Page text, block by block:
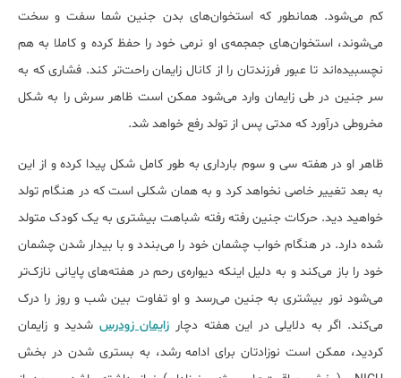
کم می‌شود. همانطور که استخوان‌های بدن جنین شما سفت و سخت
می‌شوند، استخوان‌های جمجمه‌ی او نرمی خود را حفظ کرده و کاملا به هم
نچسبیده‌اند تا عبور فرزندتان را از کانال زایمان راحت‌تر کند. فشاری که به
سر جنین در طی زایمان وارد می‌شود ممکن است ظاهر سرش را به شکل
مخروطی درآورد که مدتی پس از تولد رفع خواهد شد.
ظاهر او در هفته سی و سوم بارداری به طور کامل شکل پیدا کرده و از این
به بعد تغییر خاصی نخواهد کرد و به همان شکلی است که در هنگام تولد
خواهید دید. حرکات جنین رفته رفته شباهت بیشتری به یک کودک متولد
شده دارد. در هنگام خواب چشمان خود را می‌بندد و با بیدار شدن چشمان
خود را باز می‌کند و به دلیل اینکه دیواره‌ی رحم در هفته‌های پایانی نازک‌تر
می‌شود نور بیشتری به جنین می‌رسد و او تفاوت بین شب و روز را درک
می‌کند. اگر به دلایلی در این هفته دچار زایمان زودرس شدید و زایمان
کردید، ممکن است نوزادتان برای ادامه رشد، به بستری شدن در بخش